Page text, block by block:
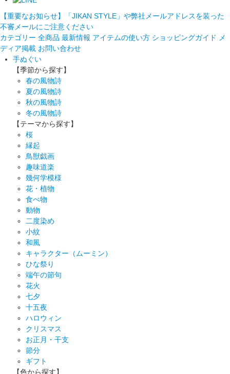
【重要なお知らせ】「JIKAN STYLE」や弊社メールアドレスを装った
不審メールにご注意ください
カテゴリー 全商品 最新情報 アイテムの使い方 ショッピングガイド
メ
ディア掲載 お問い合わせ
手ぬぐい
【季節から探す】
春の風物詩
夏の風物詩
秋の風物詩
冬の風物詩
【テーマから探す】
桜
縁起
鳥獣戯画
趣味道楽
幾何学模様
花・植物
食べ物
動物
二度染め
小紋
和風
キャラクター（ムーミン）
ひな祭り
端午の節句
花火
七夕
十五夜
ハロウィン
クリスマス
お正月・干支
節分
ギフト
【色から探す】